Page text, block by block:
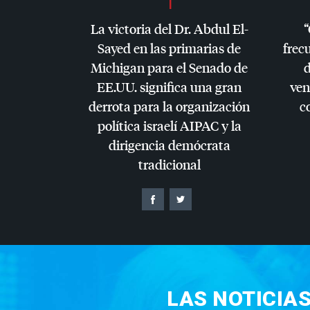
La victoria del Dr. Abdul El-
Sayed en las primarias de
Michigan para el Senado de
EE.UU. significa una gran
derrota para la organización
política israelíAIPACy la
dirigencia demócrata
tradicional
LAS